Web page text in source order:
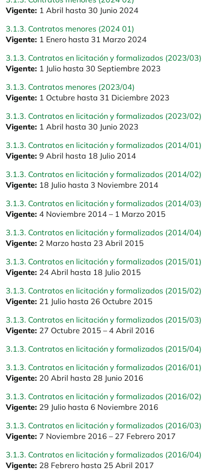
Vigente: 1 Abril hasta 30 Junio 2024
3.1.3. Contratos menores (2024 01)
Vigente: 1 Enero hasta 31 Marzo 2024
3.1.3. Contratos en licitación y formalizados (2023/03)
Vigente: 1 Julio hasta 30 Septiembre 2023
3.1.3. Contratos menores (2023/04)
Vigente: 1 Octubre hasta 31 Diciembre 2023
3.1.3. Contratos en licitación y formalizados (2023/02)
Vigente: 1 Abril hasta 30 Junio 2023
3.1.3. Contratos en licitación y formalizados (2014/01)
Vigente: 9 Abril hasta 18 Julio 2014
3.1.3. Contratos en licitación y formalizados (2014/02)
Vigente: 18 Julio hasta 3 Noviembre 2014
3.1.3. Contratos en licitación y formalizados (2014/03)
Vigente: 4 Noviembre 2014 – 1 Marzo 2015
3.1.3. Contratos en licitación y formalizados (2014/04)
Vigente: 2 Marzo hasta 23 Abril 2015
3.1.3. Contratos en licitación y formalizados (2015/01)
Vigente: 24 Abril hasta 18 Julio 2015
3.1.3. Contratos en licitación y formalizados (2015/02)
Vigente: 21 Julio hasta 26 Octubre 2015
3.1.3. Contratos en licitación y formalizados (2015/03)
Vigente: 27 Octubre 2015 – 4 Abril 2016
3.1.3. Contratos en licitación y formalizados (2015/04)
3.1.3. Contratos en licitación y formalizados (2016/01)
Vigente: 20 Abril hasta 28 Junio 2016
3.1.3. Contratos en licitación y formalizados (2016/02)
Vigente: 29 Julio hasta 6 Noviembre 2016
3.1.3. Contratos en licitación y formalizados (2016/03)
Vigente: 7 Noviembre 2016 – 27 Febrero 2017
3.1.3. Contratos en licitación y formalizados (2016/04)
Vigente: 28 Febrero hasta 25 Abril 2017